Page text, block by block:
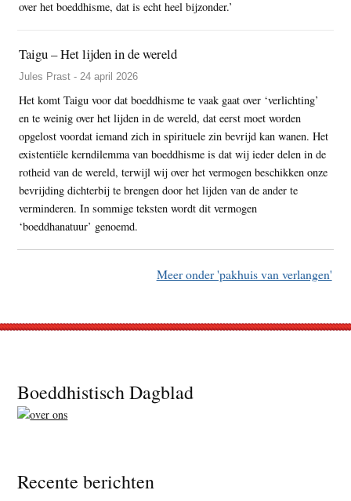
over het boeddhisme, dat is echt heel bijzonder.’
Taigu – Het lijden in de wereld
Jules Prast - 24 april 2026
Het komt Taigu voor dat boeddhisme te vaak gaat over ‘verlichting’
en te weinig over het lijden in de wereld, dat eerst moet worden
opgelost voordat iemand zich in spirituele zin bevrijd kan wanen. Het
existentiële kerndilemma van boeddhisme is dat wij ieder delen in de
rotheid van de wereld, terwijl wij over het vermogen beschikken onze
bevrijding dichterbij te brengen door het lijden van de ander te
verminderen. In sommige teksten wordt dit vermogen
‘boeddhanatuur’ genoemd.
Meer onder 'pakhuis van verlangen'
Footer
Boeddhistisch Dagblad
Recente berichten